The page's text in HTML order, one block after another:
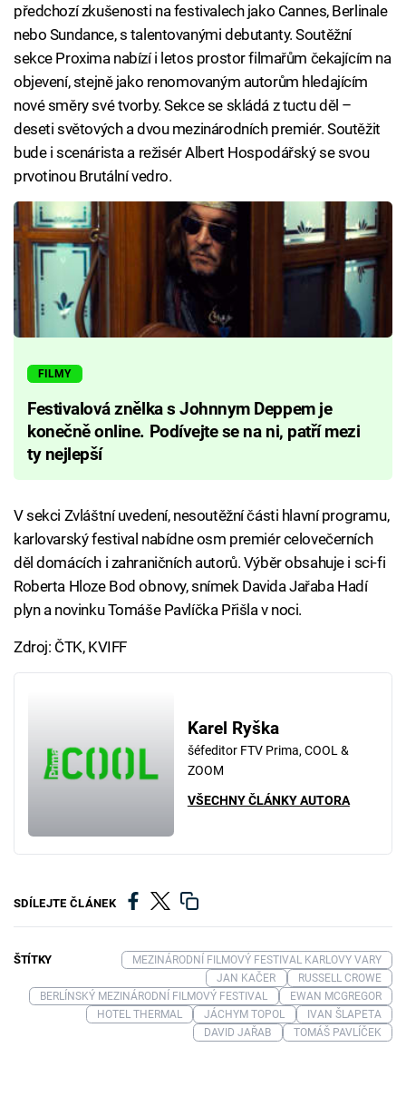
předchozí zkušenosti na festivalech jako Cannes, Berlinale
nebo Sundance, s talentovanými debutanty. Soutěžní
sekce Proxima nabízí i letos prostor filmařům čekajícím na
objevení, stejně jako renomovaným autorům hledajícím
nové směry své tvorby. Sekce se skládá z tuctu děl –
deseti světových a dvou mezinárodních premiér. Soutěžit
bude i scenárista a režisér Albert Hospodářský se svou
prvotinou Brutální vedro.
FILMY
Festivalová znělka s Johnnym Deppem je
konečně online. Podívejte se na ni, patří mezi
ty nejlepší
V sekci Zvláštní uvedení, nesoutěžní části hlavní programu,
karlovarský festival nabídne osm premiér celovečerních
děl domácích i zahraničních autorů. Výběr obsahuje i sci-fi
Roberta Hloze Bod obnovy, snímek Davida Jařaba Hadí
plyn a novinku Tomáše Pavlíčka Přišla v noci.
Zdroj: ČTK, KVIFF
Karel Ryška
šéfeditor FTV Prima, COOL &
ZOOM
VŠECHNY ČLÁNKY AUTORA
SDÍLEJTE ČLÁNEK
ŠTÍTKY
MEZINÁRODNÍ FILMOVÝ FESTIVAL KARLOVY VARY
JAN KAČER
RUSSELL CROWE
BERLÍNSKÝ MEZINÁRODNÍ FILMOVÝ FESTIVAL
EWAN MCGREGOR
HOTEL THERMAL
JÁCHYM TOPOL
IVAN ŠLAPETA
DAVID JAŘAB
TOMÁŠ PAVLÍČEK